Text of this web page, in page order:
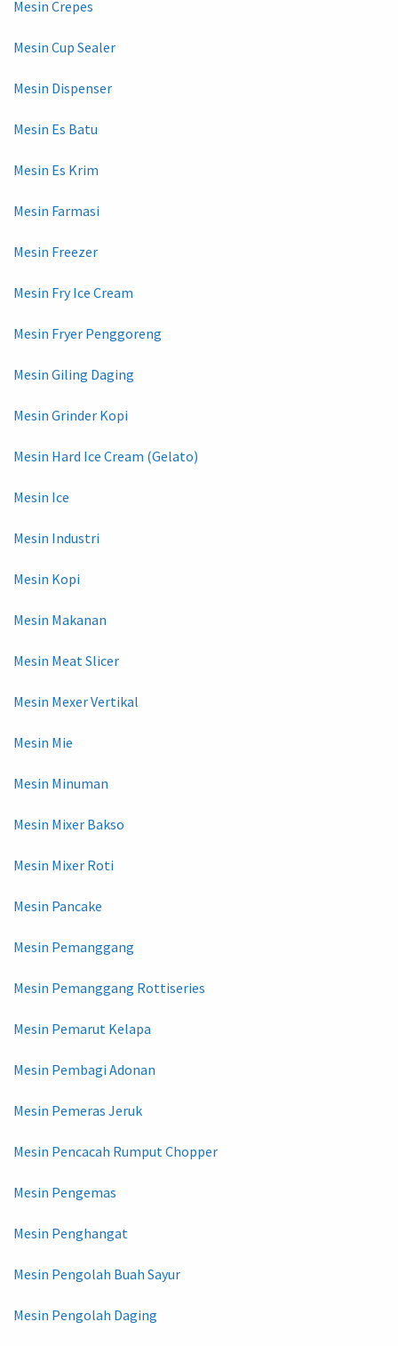
Mesin Crepes
Mesin Cup Sealer
Mesin Dispenser
Mesin Es Batu
Mesin Es Krim
Mesin Farmasi
Mesin Freezer
Mesin Fry Ice Cream
Mesin Fryer Penggoreng
Mesin Giling Daging
Mesin Grinder Kopi
Mesin Hard Ice Cream (Gelato)
Mesin Ice
Mesin Industri
Mesin Kopi
Mesin Makanan
Mesin Meat Slicer
Mesin Mexer Vertikal
Mesin Mie
Mesin Minuman
Mesin Mixer Bakso
Mesin Mixer Roti
Mesin Pancake
Mesin Pemanggang
Mesin Pemanggang Rottiseries
Mesin Pemarut Kelapa
Mesin Pembagi Adonan
Mesin Pemeras Jeruk
Mesin Pencacah Rumput Chopper
Mesin Pengemas
Mesin Penghangat
Mesin Pengolah Buah Sayur
Mesin Pengolah Daging